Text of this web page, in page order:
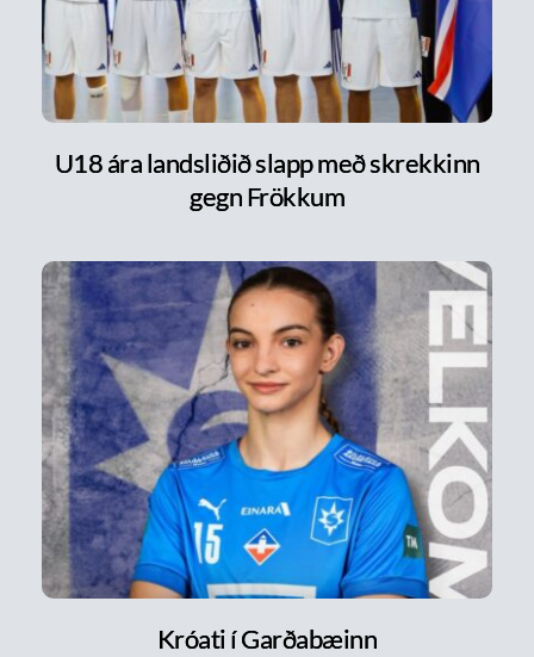
U18 ára landsliðið slapp með skrekkinn
gegn Frökkum
Króati í Garðabæinn